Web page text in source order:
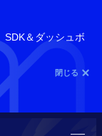
＆ダッシュボ
閉じる